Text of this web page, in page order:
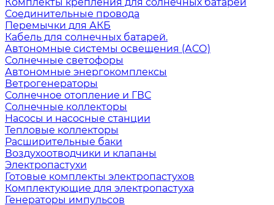
Соединительные провода
Перемычки для АКБ
Кабель для солнечных батарей.
Автономные системы освещения (АСО)
Солнечные светофоры
Автономные энергокомплексы
Ветрогенераторы
Солнечное отопление и ГВС
Солнечные коллекторы
Насосы и насосные станции
Тепловые коллекторы
Расширительные баки
Воздухоотводчики и клапаны
Электропастухи
Готовые комплекты электропастухов
Комплектующие для электропастуха
Генераторы импульсов